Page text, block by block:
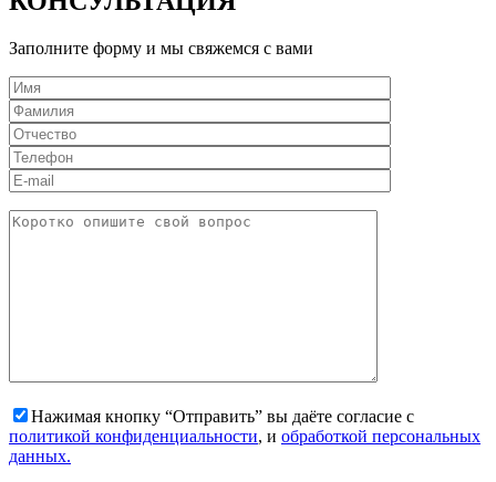
Заполните форму и мы свяжемся с вами
Нажимая кнопку “Отправить” вы даёте согласие с
политикой конфиденциальности, и обработкой персональных
данных.